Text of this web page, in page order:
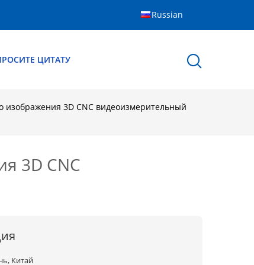
Russian
ЦИТАТУ
изображения 3D CNC видеоизмерительный
3D CNC
Китай